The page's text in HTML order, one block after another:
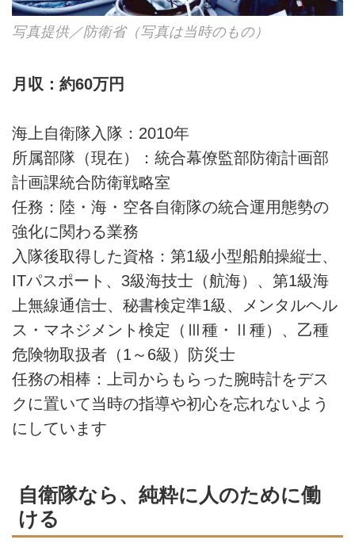
写真提供／防衛省（写真は当時のもの）
月収：約60万円
海上自衛隊入隊：2010年
所属部隊（現在）：統合幕僚監部防衛計画部
計画課統合防衛戦略室
任務：陸・海・空各自衛隊の統合運用態勢の
強化に関わる業務
入隊後取得した資格：第1級小型船舶操縦士、
ITパスポート、3級海技士（航海）、第1級海
上無線通信士、秘書検定準1級、メンタルヘル
ス・マネジメント検定（Ⅲ種・Ⅱ種）、乙種
危険物取扱者（1～6級）防災士
任務の相棒：上司からもらった腕時計をデス
クに置いて当時の指導や初心を忘れないよう
にしています
自衛隊なら、純粋に人のために働
ける